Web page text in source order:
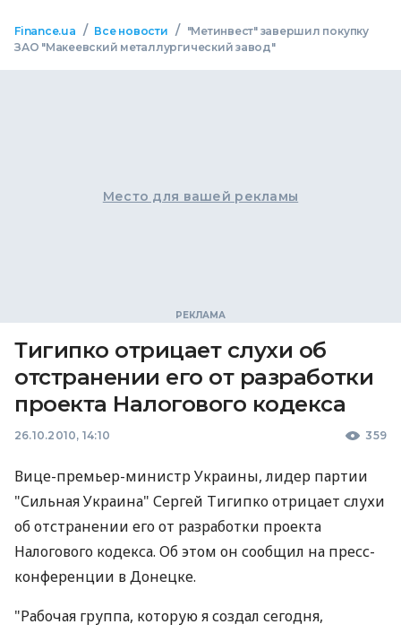
Finance.ua / Все новости /
"Метинвест" завершил покупку
ЗАО "Макеевский металлургический завод"
Место для вашей рекламы
Тигипко отрицает слухи об
отстранении его от разработки
проекта Налогового кодекса
26.10.2010, 14:10 359
Вице-премьер-министр Украины, лидер партии
"Сильная Украина" Сергей Тигипко отрицает слухи
об отстранении его от разработки проекта
Налогового кодекса. Об этом он сообщил на пресс-
конференции в Донецке.
"Рабочая группа, которую я создал сегодня,